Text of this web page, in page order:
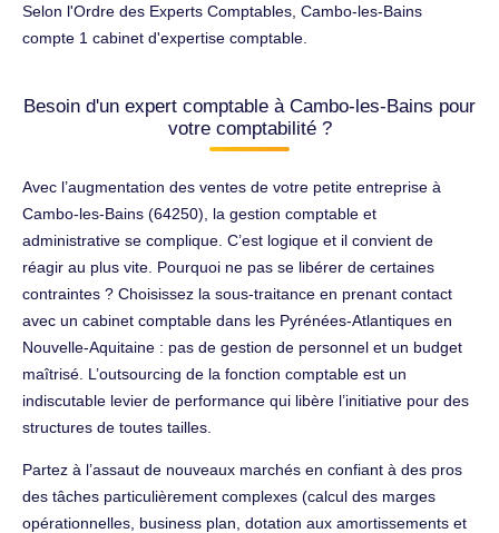
Selon l'Ordre des Experts Comptables, Cambo-les-Bains
compte 1 cabinet d'expertise comptable.
Besoin d'un expert comptable à Cambo-les-Bains pour
votre comptabilité ?
Avec l’augmentation des ventes de votre petite entreprise à
Cambo-les-Bains (64250), la gestion comptable et
administrative se complique. C’est logique et il convient de
réagir au plus vite. Pourquoi ne pas se libérer de certaines
contraintes ? Choisissez la sous-traitance en prenant contact
avec un cabinet comptable dans les Pyrénées-Atlantiques en
Nouvelle-Aquitaine : pas de gestion de personnel et un budget
maîtrisé. L’outsourcing de la fonction comptable est un
indiscutable levier de performance qui libère l’initiative pour des
structures de toutes tailles.
Partez à l’assaut de nouveaux marchés en confiant à des pros
des tâches particulièrement complexes (calcul des marges
opérationnelles, business plan, dotation aux amortissements et